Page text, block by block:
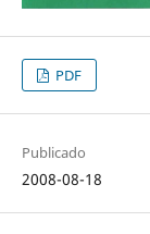
PDF
Publicado
2008-08-18